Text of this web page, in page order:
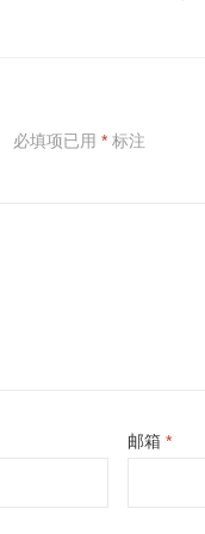
必填项已用 *标注
邮箱*